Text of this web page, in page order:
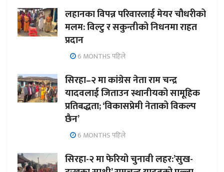
लहानका विपन्न परिवारलाई मेयर चौधरीको
मलम: विल्टु र सकुन्तीको निधनमा राहत
प्रदान
6 MONTHS पहिले
सिरहा–२ मा कांग्रेस नेता राम चन्द्र
यादवलाई जिताउन स्थानीयको सामूहिक
प्रतिबद्धता; ‘विकासप्रेमी नेताको विकल्प
छैन’
6 MONTHS पहिले
सिरहा-२ मा फेरियो चुनावी लहर:’सुख-